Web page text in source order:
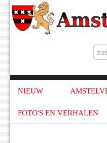
NIEUW
FOTO'S EN VERHALEN